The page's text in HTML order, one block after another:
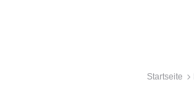
Startseite